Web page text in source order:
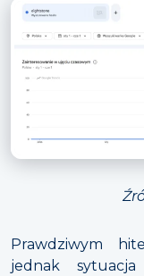
Prawdziwym
jednak